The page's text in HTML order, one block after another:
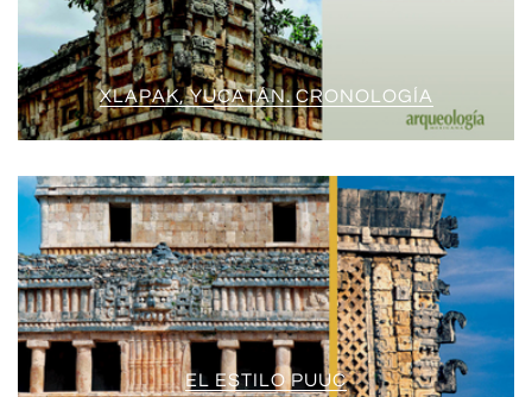
XLAPAK, YUCATÁN. CRONOLOGÍA
EL ESTILO PUUC